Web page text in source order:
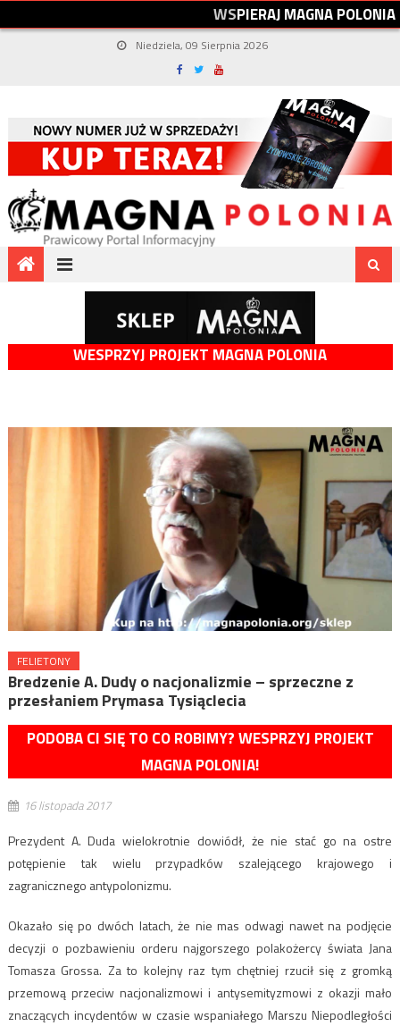
WSPIERAJMAGNAPOLONIA
Niedziela, 09 Sierpnia 2026
WESPRZYJ PROJEKT MAGNA POLONIA
FELIETONY
Bredzenie A. Dudy o nacjonalizmie – sprzeczne z
przesłaniem Prymasa Tysiąclecia
PODOBA CI SIĘ TO CO ROBIMY? WESPRZYJ PROJEKT
MAGNA POLONIA!
16 listopada 2017
Prezydent A. Duda wielokrotnie dowiódł, że nie stać go na ostre
potępienie tak wielu przypadków szalejącego krajowego i
zagranicznego antypolonizmu.
Okazało się po dwóch latach, że nie mas odwagi nawet na podjęcie
decyzji o pozbawieniu orderu najgorszego polakożercy świata Jana
Tomasza Grossa. Za to kolejny raz tym chętniej rzucił się z gromką
przemową przeciw nacjonalizmowi i antysemityzmowi z okazji mało
znaczących incydentów w czasie wspaniałego Marszu Niepodległości